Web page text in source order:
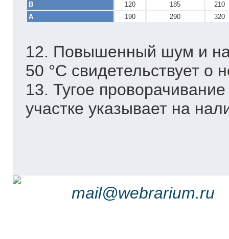
В
120 185
210
А
190 290 320
12. Повышенный шум и
50 °С свидетельствует о
13. Тугое
участке указывает на
mail@webrarium.ru